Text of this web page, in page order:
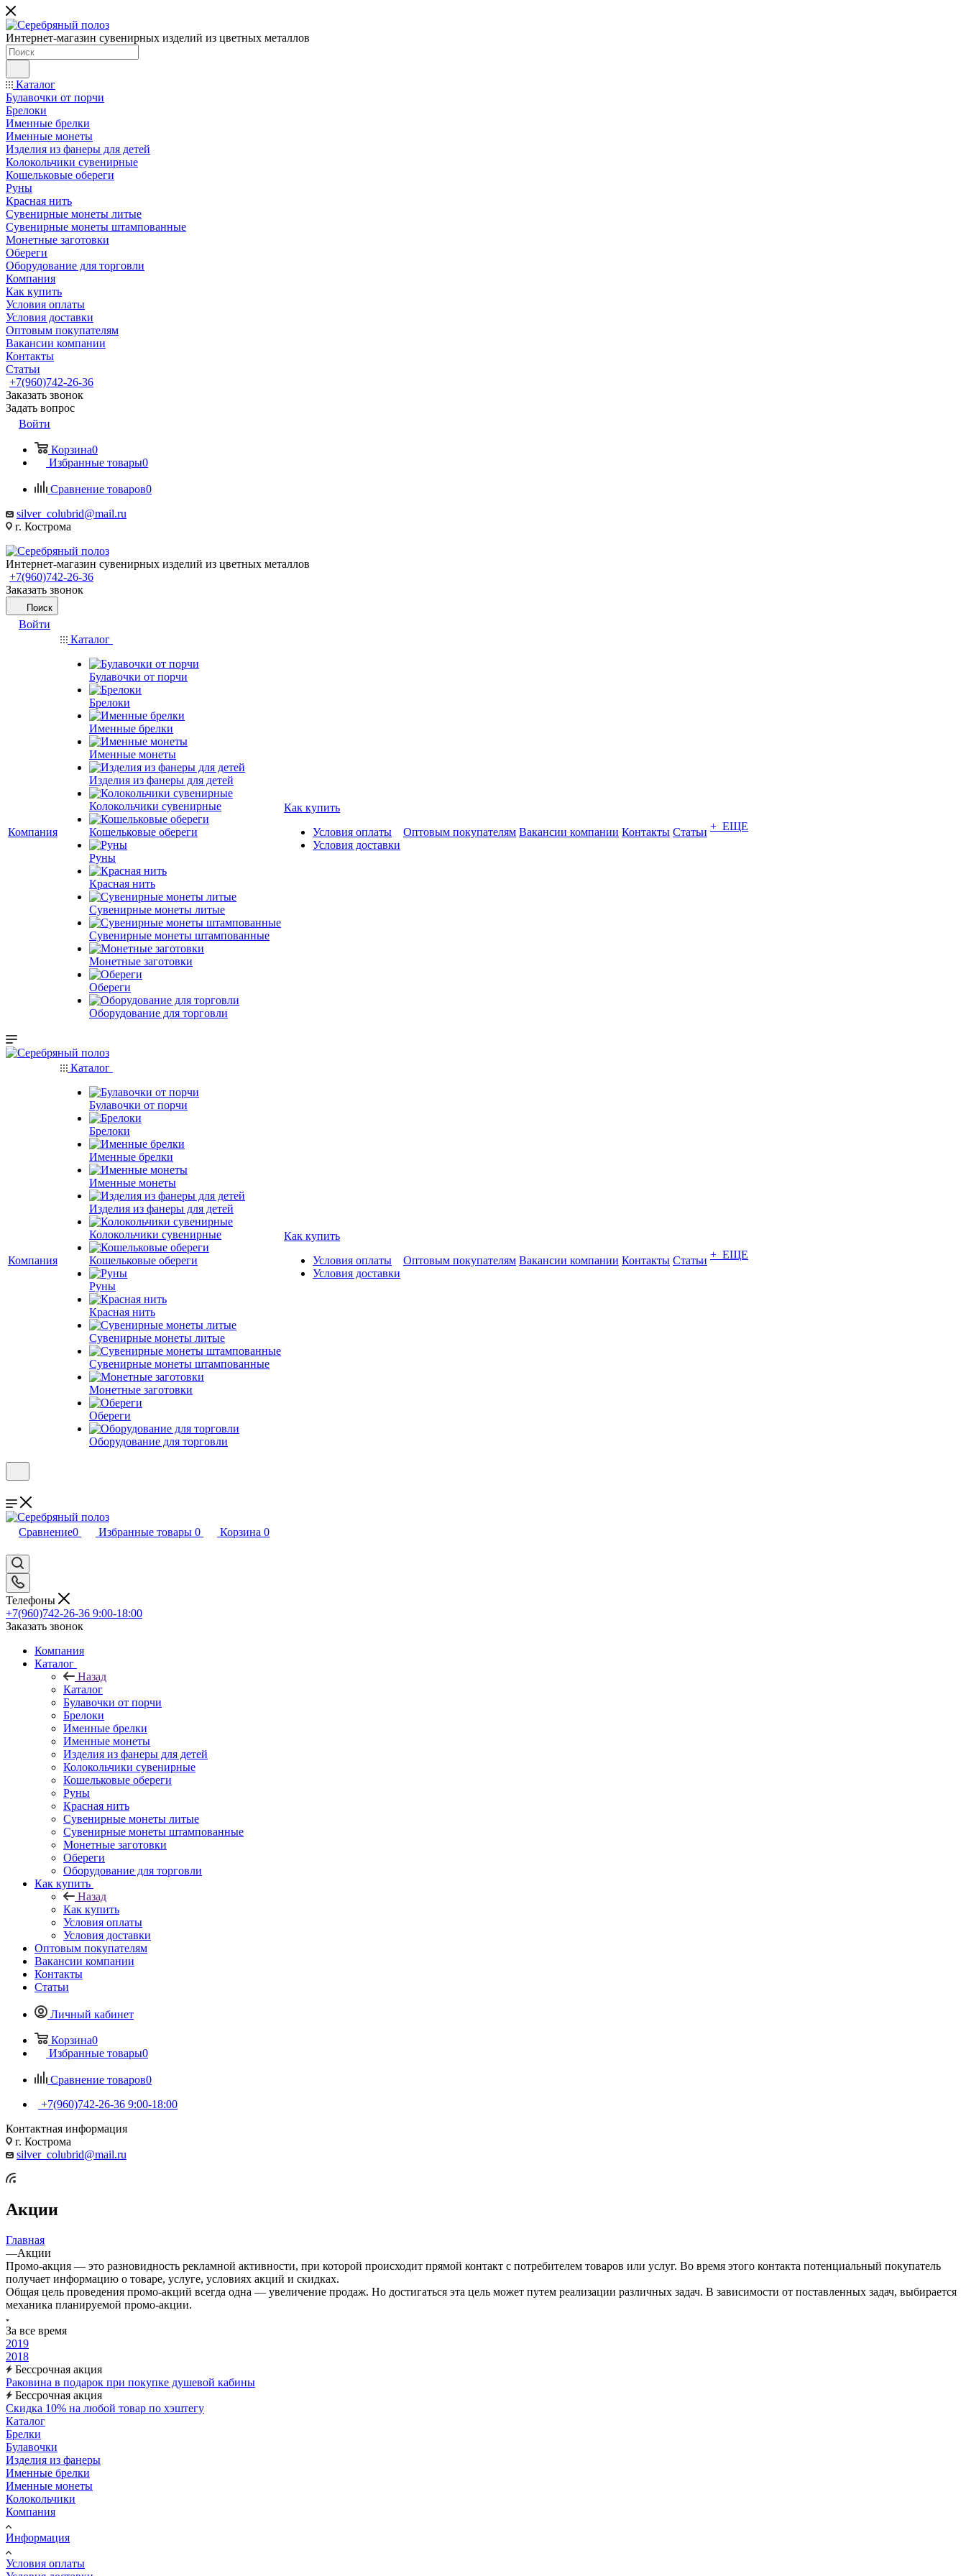
Интернет-магазин сувенирных изделий из цветных металлов
Каталог
Булавочки от порчи
Брелоки
Именные брелки
Именные монеты
Изделия из фанеры для детей
Колокольчики сувенирные
Кошельковые обереги
Руны
Красная нить
Сувенирные монеты литые
Сувенирные монеты штампованные
Монетные заготовки
Обереги
Оборудование для торговли
Компания
Как купить
Условия оплаты
Условия доставки
Оптовым покупателям
Вакансии компании
Контакты
Статьи
+7(960)742-26-36
Заказать звонок
Задать вопрос
Войти
Корзина0
Избранные товары0
Сравнение товаров0
silver_colubrid@mail.ru
г. Кострома
Интернет-магазин сувенирных изделий из цветных металлов
+7(960)742-26-36
Заказать звонок
Поиск
Войти
Компания
Каталог
Булавочки от порчи
Брелоки
Именные брелки
Именные монеты
Изделия из фанеры для детей
Колокольчики сувенирные
Кошельковые обереги
Руны
Красная нить
Сувенирные монеты литые
Сувенирные монеты штампованные
Монетные заготовки
Обереги
Оборудование для торговли
Как купить
Условия оплаты
Условия доставки
Оптовым покупателям Вакансии компании Контакты Статьи + ЕЩЕ
Компания
Каталог
Булавочки от порчи
Брелоки
Именные брелки
Именные монеты
Изделия из фанеры для детей
Колокольчики сувенирные
Кошельковые обереги
Руны
Красная нить
Сувенирные монеты литые
Сувенирные монеты штампованные
Монетные заготовки
Обереги
Оборудование для торговли
Как купить
Условия оплаты
Условия доставки
Оптовым покупателям Вакансии компании Контакты Статьи + ЕЩЕ
Сравнение0 Избранные товары 0 Корзина 0
Телефоны
+7(960)742-26-36 9:00-18:00
Заказать звонок
Компания
Каталог
Назад
Каталог
Булавочки от порчи
Брелоки
Именные брелки
Именные монеты
Изделия из фанеры для детей
Колокольчики сувенирные
Кошельковые обереги
Руны
Красная нить
Сувенирные монеты литые
Сувенирные монеты штампованные
Монетные заготовки
Обереги
Оборудование для торговли
Как купить
Назад
Как купить
Условия оплаты
Условия доставки
Оптовым покупателям
Вакансии компании
Контакты
Статьи
Личный кабинет
Корзина0
Избранные товары0
Сравнение товаров0
+7(960)742-26-36 9:00-18:00
Контактная информация
г. Кострома
silver_colubrid@mail.ru
Акции
Главная
—Акции
Промо-акция — это разновидность рекламной активности, при которой происходит прямой контакт с потребителем товаров или услуг. Во время этого контакта потенциальный покупатель
получает информацию о товаре, услуге, условиях акций и скидках.
Общая цель проведения промо-акций всегда одна — увеличение продаж. Но достигаться эта цель может путем реализации различных задач. В зависимости от поставленных задач, выбирается
механика планируемой промо-акции.
За все время
2019
2018
Бессрочная акция
Раковина в подарок при покупке душевой кабины
Бессрочная акция
Скидка 10% на любой товар по хэштегу
Каталог
Брелки
Булавочки
Изделия из фанеры
Именные брелки
Именные монеты
Колокольчики
Компания
Информация
Условия оплаты